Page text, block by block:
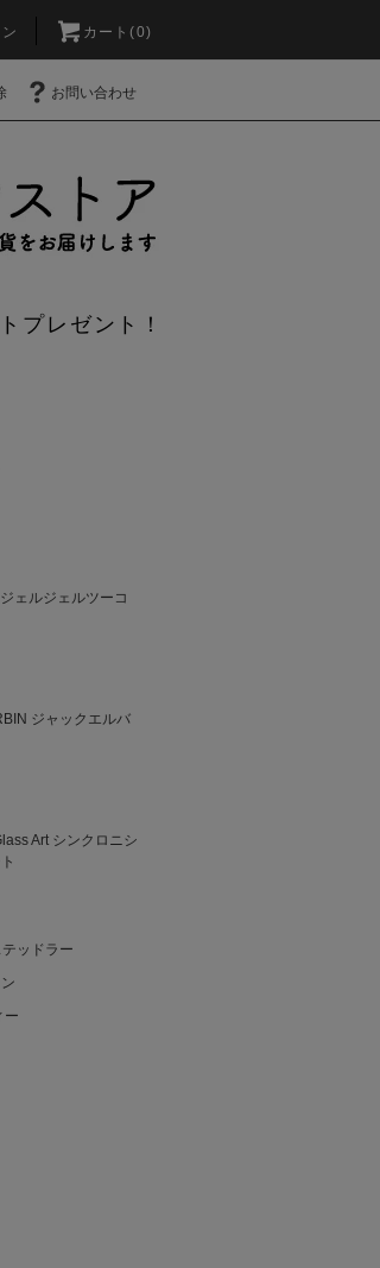
カート(0)
お問い合わせ
プレゼント！
ェルジェルツーコ
ジャックエルバ
Art シンクロニシ
ッドラー
ー